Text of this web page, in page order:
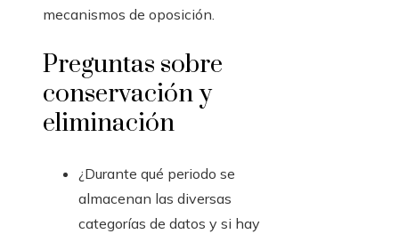
mecanismos de oposición.
Preguntas sobre
conservación y
eliminación
¿Durante qué periodo se
almacenan las diversas
categorías de datos y si hay